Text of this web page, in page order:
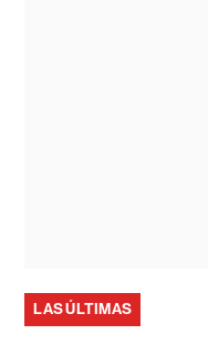
LAS ÚLTIMAS